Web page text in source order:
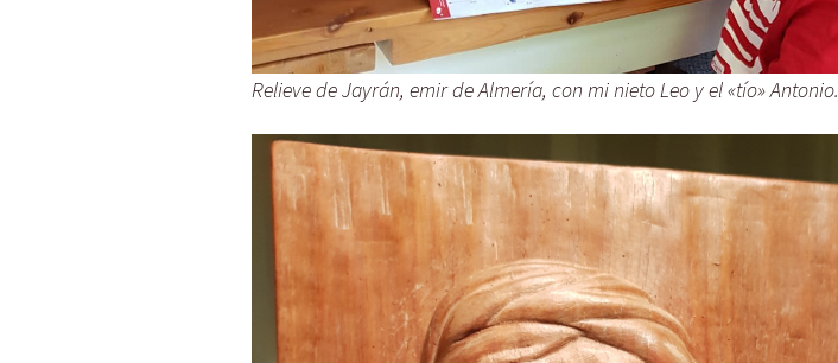
Relieve de Jayrán, emir de Almería, con mi nieto Leo y el «tío» Antonio.